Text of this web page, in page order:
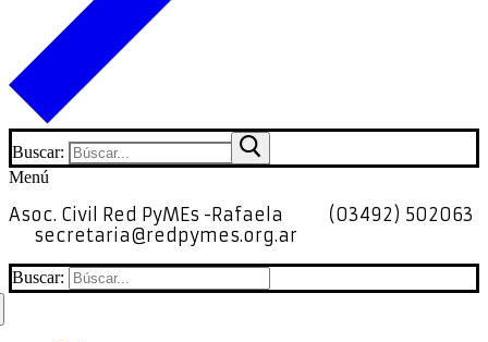
Buscar:
Menú
Asoc. Civil Red PyMEs -Rafaela
(03492) 502063
secretaria@redpymes.org.ar
Buscar: